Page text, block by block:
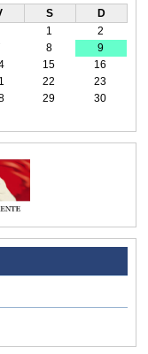
S
D
1
2
8
9
15
16
22
23
29
30